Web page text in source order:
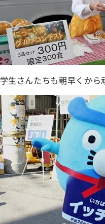
学生さんたちも朝早くから